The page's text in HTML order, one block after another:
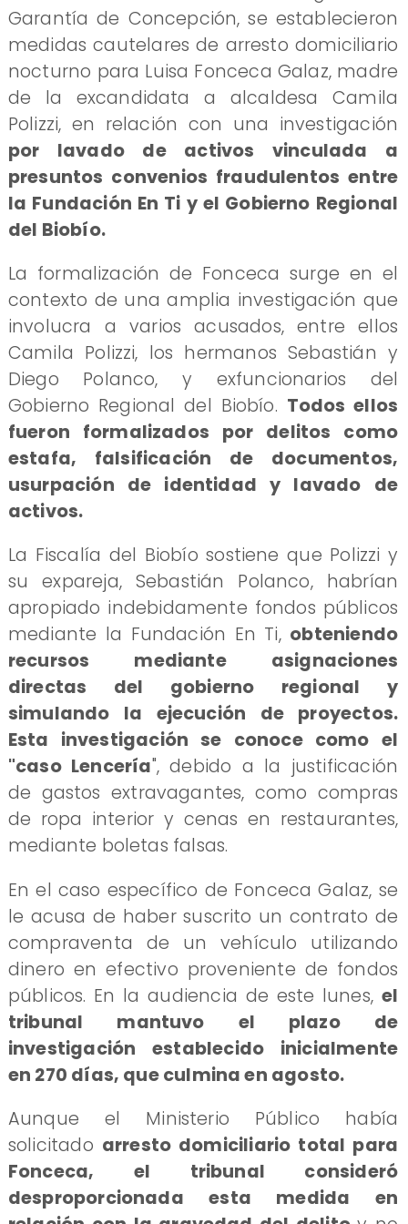
Garantía de Concepción, se establecieron
medidas cautelares de arresto domiciliario
nocturno para Luisa Fonceca Galaz, madre
de la excandidata a alcaldesa Camila
Polizzi, en relación con una investigación
por lavado de activos vinculada a
presuntos convenios fraudulentos entre
la Fundación En Ti y el Gobierno Regional
del Biobío.
La formalización de Fonceca surge en el
contexto de una amplia investigación que
involucra a varios acusados, entre ellos
Camila Polizzi, los hermanos Sebastián y
Diego Polanco, y exfuncionarios del
Gobierno Regional del Biobío. Todos ellos
fueron formalizados por delitos como
estafa, falsificación de documentos,
usurpación de identidad y lavado de
activos.
La Fiscalía del Biobío sostiene que Polizzi y
su expareja, Sebastián Polanco, habrían
apropiado indebidamente fondos públicos
mediante la Fundación En Ti, obteniendo
recursos mediante asignaciones
directas del gobierno regional y
simulando la ejecución de proyectos.
Esta investigación se conoce como el
"caso Lencería", debido a la justificación
de gastos extravagantes, como compras
de ropa interior y cenas en restaurantes,
mediante boletas falsas.
En el caso específico de Fonceca Galaz, se
le acusa de haber suscrito un contrato de
compraventa de un vehículo utilizando
dinero en efectivo proveniente de fondos
públicos. En la audiencia de este lunes, el
tribunal mantuvo el plazo de
investigación establecido inicialmente
en 270 días, que culmina en agosto.
Aunque el Ministerio Público había
solicitado arresto domiciliario total para
Fonceca, el tribunal consideró
desproporcionada esta medida en